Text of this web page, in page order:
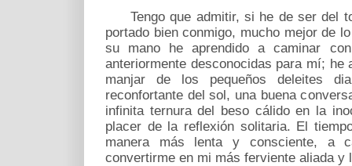
Tengo que admitir, si he de ser del
portado bien conmigo, mucho mejor de
su mano he aprendido a caminar
anteriormente desconocidas para mí; he
manjar de los pequeños deleites
reconfortante del sol, una buena
infinita ternura del beso cálido en la
placer de la reflexión solitaria. El
manera más lenta y consciente, a
convertirme en mi más ferviente aliada y